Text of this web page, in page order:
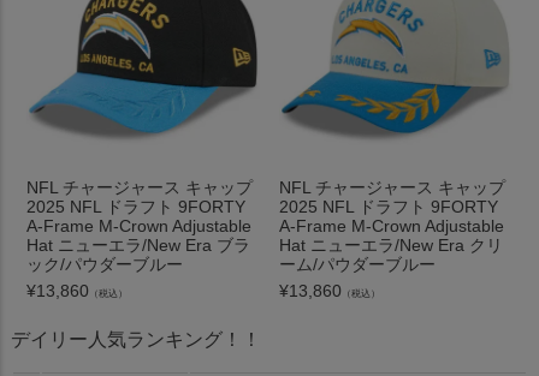
NFL チャージャース キャップ
2025 NFL ドラフト 9FORTY
A-Frame M-Crown Adjustable
Hat ニューエラ/New Era ブラ
ック/パウダーブルー
¥13,860 （税込）
NFL チャージャース キャップ
2025 NFL ドラフト 9FORTY
A-Frame M-Crown Adjustable
Hat ニューエラ/New Era クリ
ーム/パウダーブルー
¥13,860 （税込）
デイリー人気ランキング！！